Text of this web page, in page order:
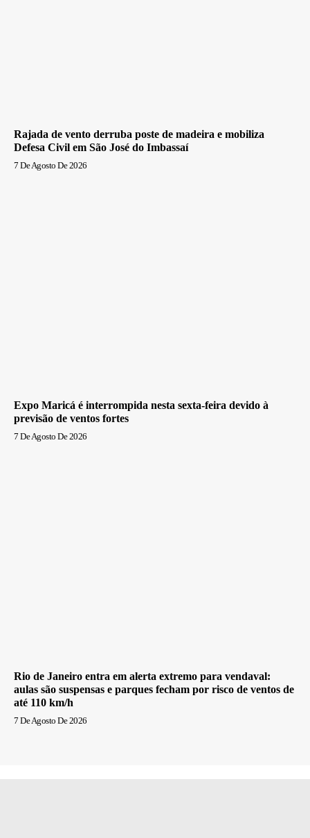
Rajada de vento derruba poste de madeira e mobiliza
Defesa Civil em São José do Imbassaí
7 De Agosto De 2026
Expo Maricá é interrompida nesta sexta-feira devido à
previsão de ventos fortes
7 De Agosto De 2026
Rio de Janeiro entra em alerta extremo para vendaval:
aulas são suspensas e parques fecham por risco de ventos de
até 110 km/h
7 De Agosto De 2026